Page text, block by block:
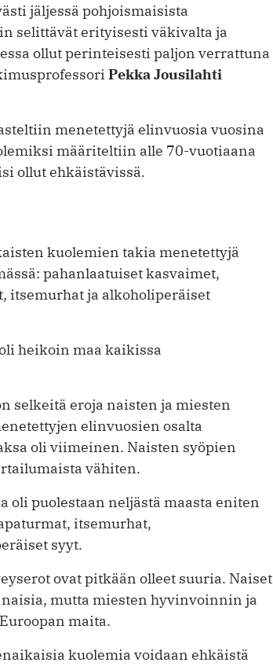
jäljessä pohjoismaisista
selittävät erityisesti väkivalta ja
ollut perinteisesti paljon verrattuna
Pekka Jousilahti
menetettyjä elinvuosia vuosina
määriteltiin alle 70-vuotiaana
ollut ehkäistävissä.
kuolemien takia menetettyjä
pahanlaatuiset kasvaimet,
itsemurhat ja alkoholiperäiset
heikoin maa kaikissa
selkeitä eroja naisten ja miesten
elinvuosien osalta
oli viimeinen. Naisten syöpien
vähiten.
oli puolestaan neljästä maasta eniten
itsemurhat,
syyt.
ovat pitkään olleet suuria. Naiset
mutta miesten hyvinvoinnin ja
maita.
kuolemia voidaan ehkäistä